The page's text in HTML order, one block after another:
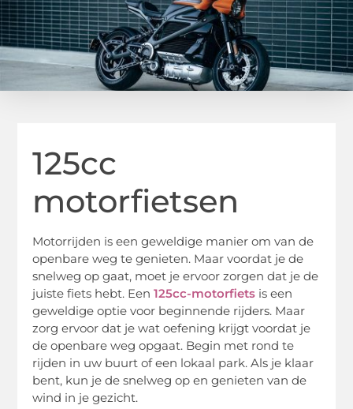
125cc
motorfietsen
Motorrijden is een geweldige manier om van de
openbare weg te genieten. Maar voordat je de
snelweg op gaat, moet je ervoor zorgen dat je de
juiste fiets hebt. Een125cc-motorfiets is een
geweldige optie voor beginnende rijders. Maar
zorg ervoor dat je wat oefening krijgt voordat je
de openbare weg opgaat. Begin met rond te
rijden in uw buurt of een lokaal park. Als je klaar
bent, kun je de snelweg op en genieten van de
wind in je gezicht.